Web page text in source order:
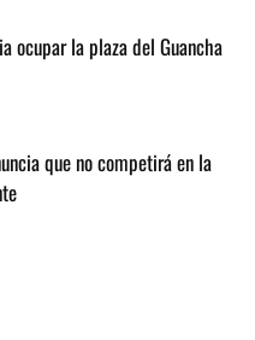
ocupar la plaza del Guancha
que no competirá en la